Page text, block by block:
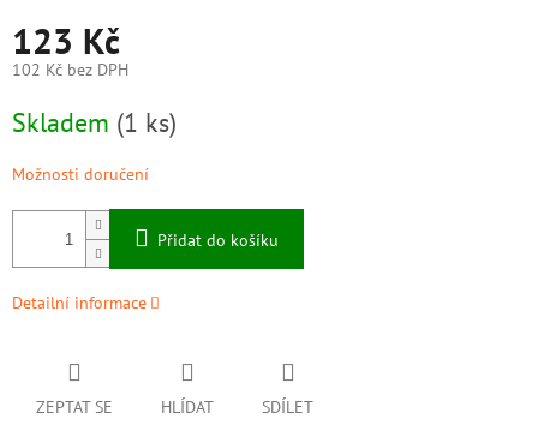
123 Kč
102 Kč bez DPH
cena:
Skladem (1 ks)
Možnosti doručení
Přidat do košíku
Detailní informace
ZEPTAT SE HLÍDAT SDÍLET